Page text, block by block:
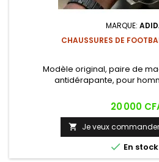
MARQUE:
CHAUSSURES DE
Modèle original, paire de
antidérapante, pour
Prix
20 000
 Je veux commander
 En stock